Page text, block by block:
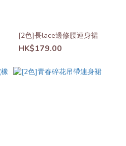
[2色]長lace邊修腰連身裙
HK$179.00